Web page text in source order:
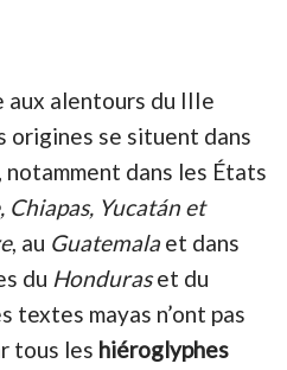
aux alentours du IIIe
origines se situent dans
dans les États
Chiapas, Yucatán et
, au Guatemalaet dans
du Honduraset du
textes mayas n’ont pas
tous les hiéroglyphes